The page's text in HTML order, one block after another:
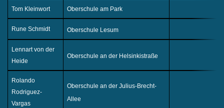
Tom Kleinwort Oberschule am Park
Rune Schmidt Oberschule Lesum
Lennart von der
Heide
Oberschule an der Helsinkistraße
Rolando
Rodriguez-
Vargas
Oberschule an der Julius-Brecht-
Allee